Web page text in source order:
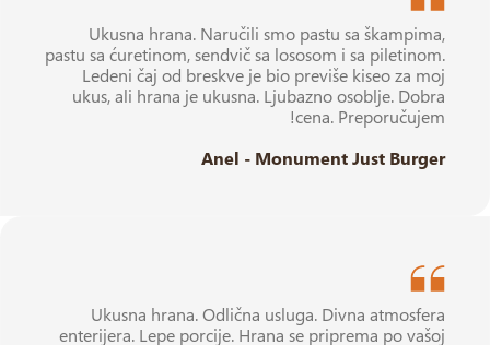
Ukusna hrana. Naručili smo pastu sa škampima,
pastu sa ćuretinom, sendvič sa lososom i sa piletinom.
Ledeni čaj od breskve je bio previše kiseo za moj
ukus, ali hrana je ukusna. Ljubazno osoblje. Dobra
cena. Preporučujem!
Anel - Monument Just Burger
Ukusna hrana. Odlična usluga. Divna atmosfera
enterijera. Lepe porcije. Hrana se priprema po vašoj